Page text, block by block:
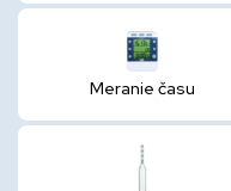
Meranie času